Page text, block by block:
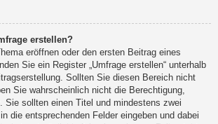
erstellen?
eröffnen oder den ersten Beitrag eines
Sie ein Register „Umfrage erstellen“ unterhalb
Sollten Sie diesen Bereich nicht
Sie wahrscheinlich nicht die Berechtigung,
Sie sollten einen Titel und mindestens zwei
die entsprechenden Felder eingeben und dabei